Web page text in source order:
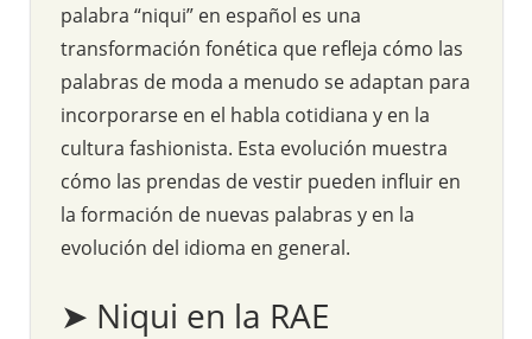
palabra “niqui” en español es una
transformación fonética que refleja cómo las
palabras de moda a menudo se adaptan para
incorporarse en el habla cotidiana y en la
cultura fashionista. Esta evolución muestra
cómo las prendas de vestir pueden influir en
la formación de nuevas palabras y en la
evolución del idioma en general.
➤ Niqui en la RAE